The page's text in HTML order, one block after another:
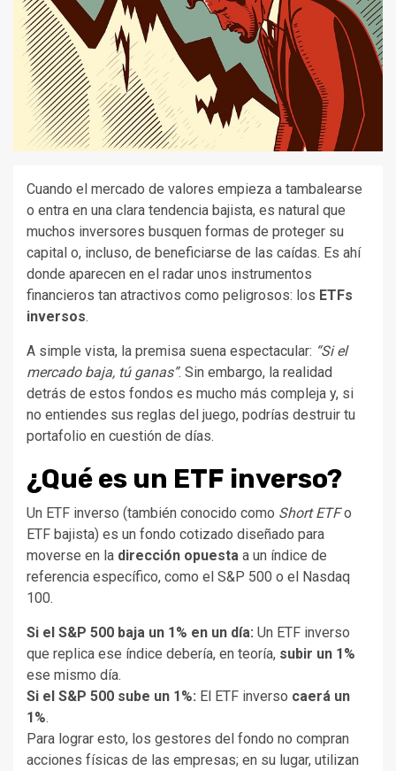
Cuando el mercado de valores empieza a tambalearse
o entra en una clara tendencia bajista, es natural que
muchos inversores busquen formas de proteger su
capital o, incluso, de beneficiarse de las caídas. Es ahí
donde aparecen en el radar unos instrumentos
financieros tan atractivos como peligrosos: los ETFs
inversos.
A simple vista, la premisa suena espectacular: “Si el
mercado baja, tú ganas”. Sin embargo, la realidad
detrás de estos fondos es mucho más compleja y, si
no entiendes sus reglas del juego, podrías destruir tu
portafolio en cuestión de días.
¿Qué es un ETF inverso?
Un ETF inverso (también conocido como Short ETFo
ETF bajista) es un fondo cotizado diseñado para
moverse en la dirección opuesta a un índice de
referencia específico, como el S&P 500 o el Nasdaq
100.
Si el S&P 500 baja un 1% en un día: Un ETF inverso
que replica ese índice debería, en teoría, subir un 1%
ese mismo día.
Si el S&P 500 sube un 1%: El ETF inverso caerá un
1%.
Para lograr esto, los gestores del fondo no compran
acciones físicas de las empresas; en su lugar, utilizan